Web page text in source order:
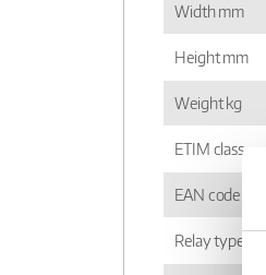
Width mm
Height mm
Weight kg
ETIM class
EAN code
Relay type